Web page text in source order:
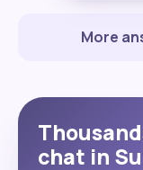
More
chat in